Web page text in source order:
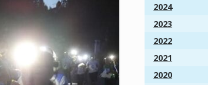
2024
2023
2022
2021
2020